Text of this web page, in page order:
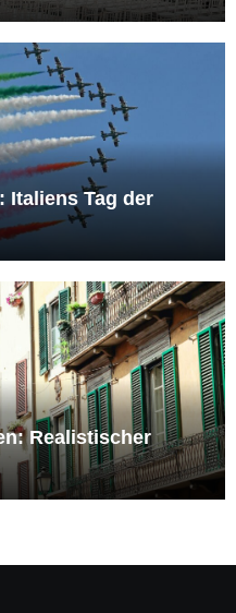
Italiens Tag der
Realistischer